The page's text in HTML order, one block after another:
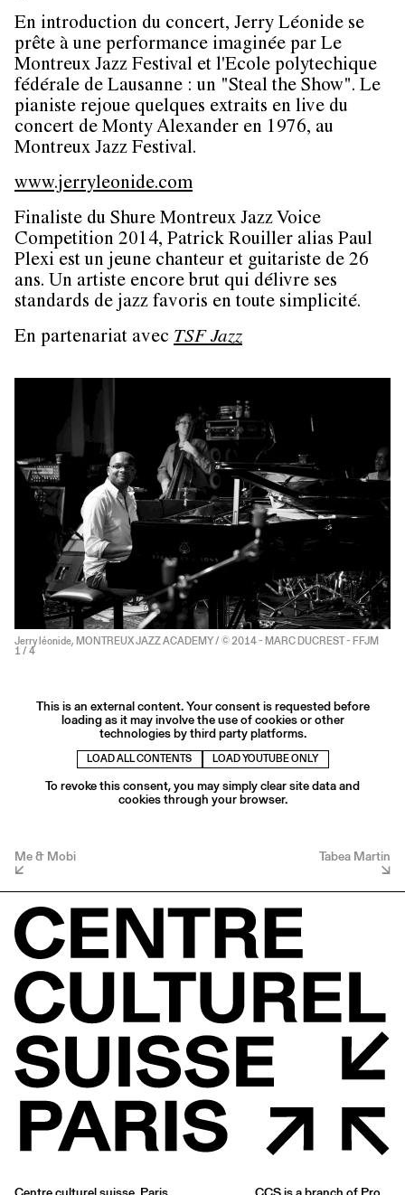
En introduction du concert, Jerry Léonide se
prête à une performance imaginée par Le
Montreux Jazz Festival et l'Ecole polytechique
fédérale de Lausanne : un "Steal the Show". Le
pianiste rejoue quelques extraits en live du
concert de Monty Alexander en 1976, au
Montreux Jazz Festival.
www.jerryleonide.com
Finaliste du Shure Montreux Jazz Voice
Competition 2014, Patrick Rouiller alias Paul
Plexi est un jeune chanteur et guitariste de 26
ans. Un artiste encore brut qui délivre ses
standards de jazz favoris en toute simplicité.
En partenariat avec TSF Jazz
Jerry léonide, MONTREUX JAZZ ACADEMY / © 2014 - MARC DUCREST - FFJM
1 / 4
This is an external content. Your consent is requested before
loading as it may involve the use of cookies or other
technologies by third party platforms.
LOAD ALL CONTENTS LOAD YOUTUBE ONLY
To revoke this consent, you may simply clear site data and
cookies through your browser.
Me & Mobi Tabea Martin